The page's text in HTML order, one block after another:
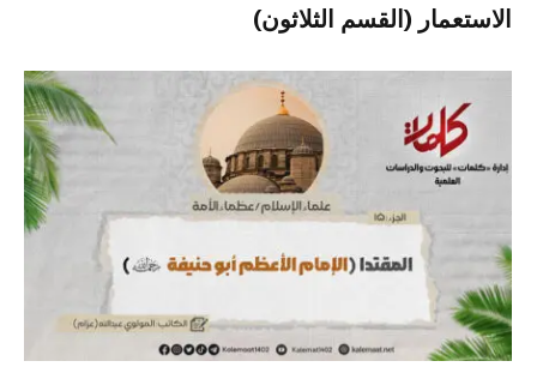
الاستعمار (القسم الثلاثون)